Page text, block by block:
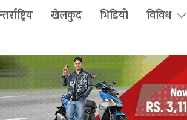
खेलकुद भिडियो विविध